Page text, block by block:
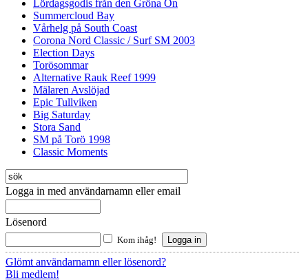
Lördagsgodis från den Gröna Ön
Summercloud Bay
Vårhelg på South Coast
Corona Nord Classic / Surf SM 2003
Election Days
Torösommar
Alternative Rauk Reef 1999
Mälaren Avslöjad
Epic Tullviken
Big Saturday
Stora Sand
SM på Torö 1998
Classic Moments
Logga in med användarnamn eller email
Lösenord
Kom ihåg!
Glömt användarnamn eller lösenord?
Bli medlem!